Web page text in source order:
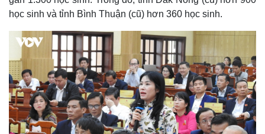
học sinh và tỉnh Bình Thuận (cũ) hơn 360 học sinh.